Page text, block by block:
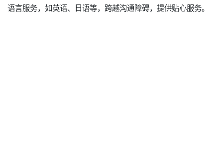
语言服务，如英语、日语等，跨越沟通障碍，提供贴心服务。